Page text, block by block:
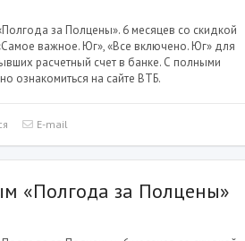
за Полцены». 6 месяцев со скидкой
важное. Юг», «Все включено. Юг» для
расчетный счет в банке. С полными
ознакомиться на сайте ВТБ.
E-mail
«Полгода за Полцены»